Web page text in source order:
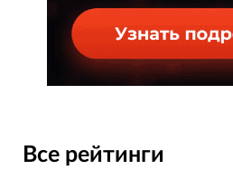
Все рейтинги